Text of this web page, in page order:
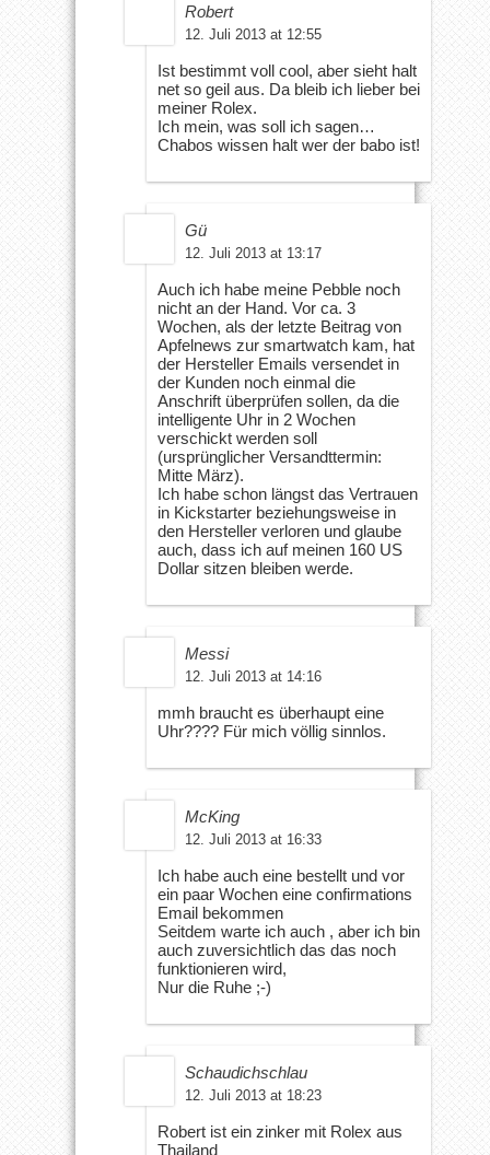
Robert
12. Juli 2013 at 12:55
Ist bestimmt voll cool, aber sieht halt
net so geil aus. Da bleib ich lieber bei
meiner Rolex.
Ich mein, was soll ich sagen…
Chabos wissen halt wer der babo ist!
Gü
12. Juli 2013 at 13:17
Auch ich habe meine Pebble noch
nicht an der Hand. Vor ca. 3
Wochen, als der letzte Beitrag von
Apfelnews zur smartwatch kam, hat
der Hersteller Emails versendet in
der Kunden noch einmal die
Anschrift überprüfen sollen, da die
intelligente Uhr in 2 Wochen
verschickt werden soll
(ursprünglicher Versandttermin:
Mitte März).
Ich habe schon längst das Vertrauen
in Kickstarter beziehungsweise in
den Hersteller verloren und glaube
auch, dass ich auf meinen 160 US
Dollar sitzen bleiben werde.
Messi
12. Juli 2013 at 14:16
mmh braucht es überhaupt eine
Uhr???? Für mich völlig sinnlos.
McKing
12. Juli 2013 at 16:33
Ich habe auch eine bestellt und vor
ein paar Wochen eine confirmations
Email bekommen
Seitdem warte ich auch , aber ich bin
auch zuversichtlich das das noch
funktionieren wird,
Nur die Ruhe ;-)
Schaudichschlau
12. Juli 2013 at 18:23
Robert ist ein zinker mit Rolex aus
Thailand